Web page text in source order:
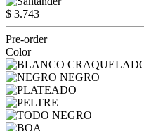
$ 3.743
Pre-order
Color